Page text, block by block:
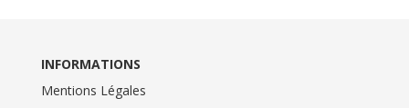
INFORMATIONS
Mentions Légales